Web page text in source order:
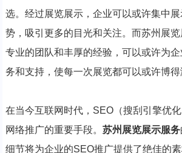
选。经过展览展示，企业可以或许集中
势，吸引更多的目光和关注。而苏州展
专业的团队和丰厚的经验，可以或许为
务和支持，使每一次展览都可以或许博得
在当今互联网时代，SEO（搜刮引擎优
网络推广的重要手段。 苏州展览展示服务
细节将为企业的SEO推广提供了绝佳的